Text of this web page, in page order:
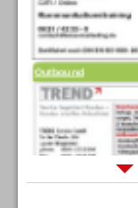
Outbound